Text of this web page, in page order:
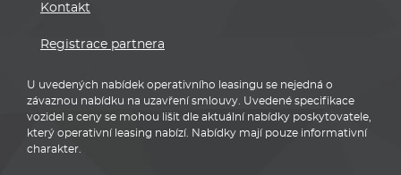
Kontakt
Registrace partnera
U uvedených nabídek operativního leasingu se nejedná o
závaznou nabídku na uzavření smlouvy. Uvedené specifikace
vozidel a ceny se mohou lišit dle aktuální nabídky poskytovatele,
který operativní leasing nabízí. Nabídky mají pouze informativní
charakter.